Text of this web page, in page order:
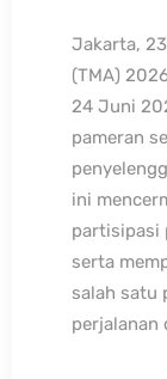
Jakarta,
(TMA)
24 Juni
pameran
ini
partisipasi
serta
salah satu
perjalanan